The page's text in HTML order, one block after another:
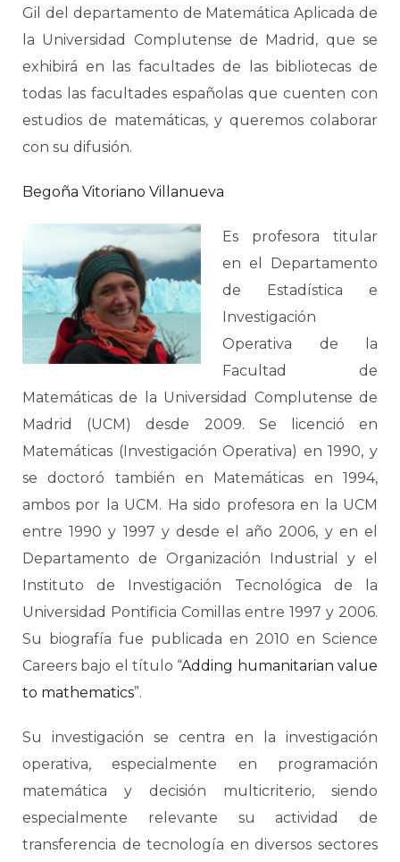
Gil del departamento de Matemática Aplicada de
la Universidad Complutense de Madrid, que se
exhibirá en las facultades de las bibliotecas de
todas las facultades españolas que cuenten con
estudios de matemáticas, y queremos colaborar
con su difusión.
Begoña Vitoriano Villanueva
Es profesora titular
en el Departamento
de Estadística e
Investigación
Operativa de la
Facultad de
Matemáticas de la Universidad Complutense de
Madrid (UCM) desde 2009. Se licenció en
Matemáticas (Investigación Operativa) en 1990, y
se doctoró también en Matemáticas en 1994,
ambos por la UCM. Ha sido profesora en la UCM
entre 1990 y 1997 y desde el año 2006, y en el
Departamento de Organización Industrial y el
Instituto de Investigación Tecnológica de la
Universidad Pontificia Comillas entre 1997 y 2006.
Su biografía fue publicada en 2010 en Science
Careers bajo el título “Adding humanitarian value
to mathematics”.
Su investigación se centra en la investigación
operativa, especialmente en programación
matemática y decisión multicriterio, siendo
especialmente relevante su actividad de
transferencia de tecnología en diversos sectores